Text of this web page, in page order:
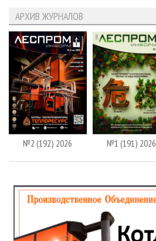
АРХИВ ЖУРНАЛОВ
№2 (192) 2026 №1 (191) 2026